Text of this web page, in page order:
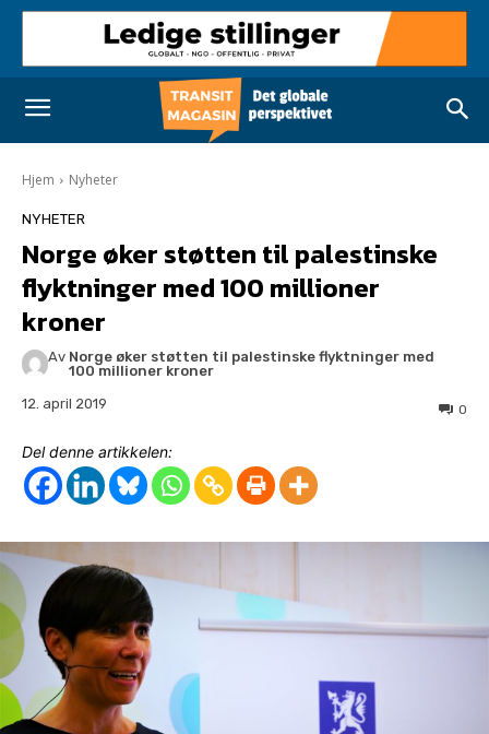
Hjem Nyheter
NYHETER
Norge øker støtten til palestinske
flyktninger med 100 millioner
kroner
Av Norge øker støtten til palestinske flyktninger med
100 millioner kroner
12. april 2019 0
Del denne artikkelen: